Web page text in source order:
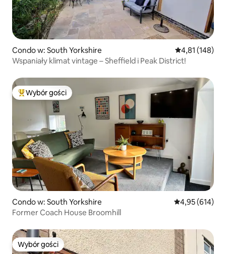
Condo w: South Yorkshire Średnia
4,81 (148)
Wspaniały klimat vintage – Sheffield i Peak District!
Najpopularniejsze z kategorii Wybór gości
Wybór gości
Condo w: South Yorkshire Średnia
4,95 (614)
Former Coach House Broomhill
Wybór gości
Wybór gości